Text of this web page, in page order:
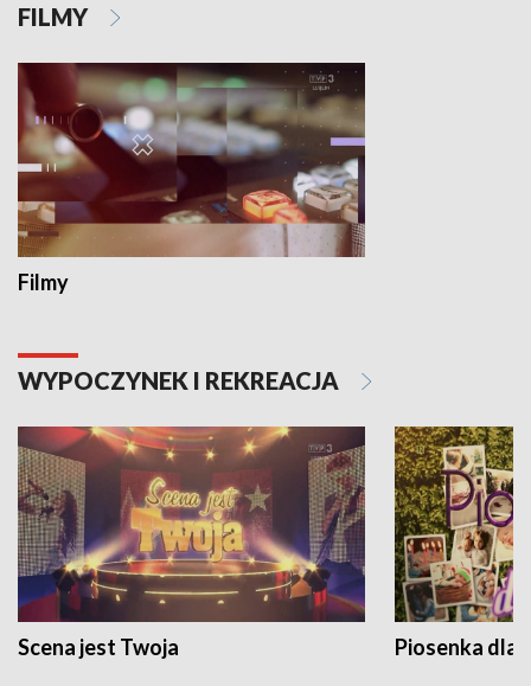
FILMY
Filmy
WYPOCZYNEK I REKREACJA
Scena jest Twoja Piosenka dla